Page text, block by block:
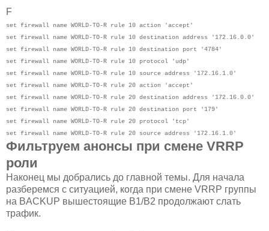
F
set firewall name WORLD-TO-R rule 10 action 'accept'
set firewall name WORLD-TO-R rule 10 destination address '172.16.0.0'
set firewall name WORLD-TO-R rule 10 destination port '4784'
set firewall name WORLD-TO-R rule 10 protocol 'udp'
set firewall name WORLD-TO-R rule 10 source address '172.16.1.0'
set firewall name WORLD-TO-R rule 20 action 'accept'
set firewall name WORLD-TO-R rule 20 destination address '172.16.0.0'
set firewall name WORLD-TO-R rule 20 destination port '179'
set firewall name WORLD-TO-R rule 20 protocol 'tcp'
set firewall name WORLD-TO-R rule 20 source address '172.16.1.0'
Фильтруем анонсы при смене VRRP
роли
Наконец мы добрались до главной темы. Для начала
разберемся с ситуацией, когда при смене VRRP группы
на BACKUP вышестоящие B1/B2 продолжают слать
трафик.